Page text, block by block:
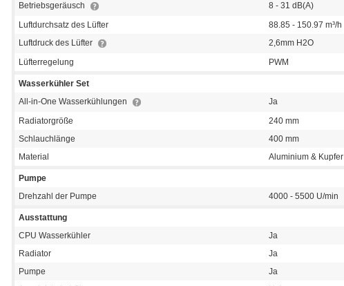
Betriebsgeräusch
8 - 31 dB(A)
Luftdurchsatz des Lüfter
88.85 - 150.97 m³/h
Luftdruck des Lüfter
2,6mm H2O
Lüfterregelung
PWM
Wasserkühler Set
All-in-One Wasserkühlungen
Ja
Radiatorgröße
240 mm
Schlauchlänge
400 mm
Material
Aluminium & Kupfer
Pumpe
Drehzahl der Pumpe
4000 - 5500 U/min
Ausstattung
CPU Wasserkühler
Ja
Radiator
Ja
Pumpe
Ja